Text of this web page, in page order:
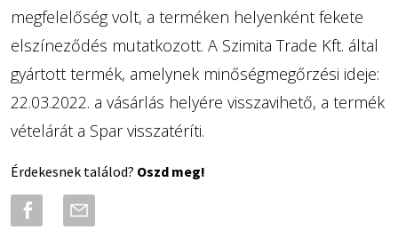
megfelelőség volt, a terméken helyenként fekete
elszíneződés mutatkozott. A Szimita Trade Kft. által
gyártott termék, amelynek minőségmegőrzési ideje:
22.03.2022. a vásárlás helyére visszavihető, a termék
vételárát a Spar visszatéríti.
Érdekesnek találod? Oszd meg!